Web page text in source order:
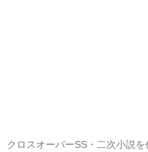
クロスオーバーSS・二次小説